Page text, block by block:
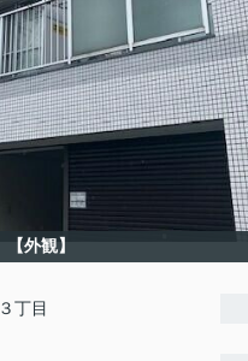
【外観】
３丁目